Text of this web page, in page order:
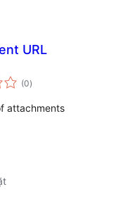
URL
(0tổng
đánh
)
attachments